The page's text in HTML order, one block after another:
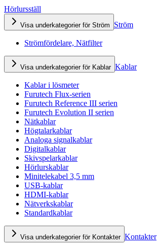
Hörlursställ
Visa underkategorier för Ström Ström
Strömfördelare, Nätfilter
Visa underkategorier för Kablar Kablar
Kablar i lösmeter
Furutech Flux-serien
Furutech Reference III serien
Furutech Evolution II serien
Nätkablar
Högtalarkablar
Analoga signalkablar
Digitalkablar
Skivspelarkablar
Hörlurskablar
Minitelekabel 3,5 mm
USB-kablar
HDMI-kablar
Nätverkskablar
Standardkablar
Visa underkategorier för Kontakter Kontakter